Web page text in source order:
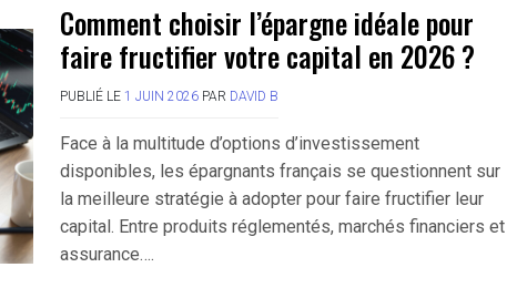
Comment choisir l’épargne idéale pour
faire fructifier votre capital en 2026 ?
PUBLIÉ LE 1 JUIN 2026 PAR DAVID B
Face à la multitude d’options d’investissement
disponibles, les épargnants français se questionnent sur
la meilleure stratégie à adopter pour faire fructifier leur
capital. Entre produits réglementés, marchés financiers et
assurance….